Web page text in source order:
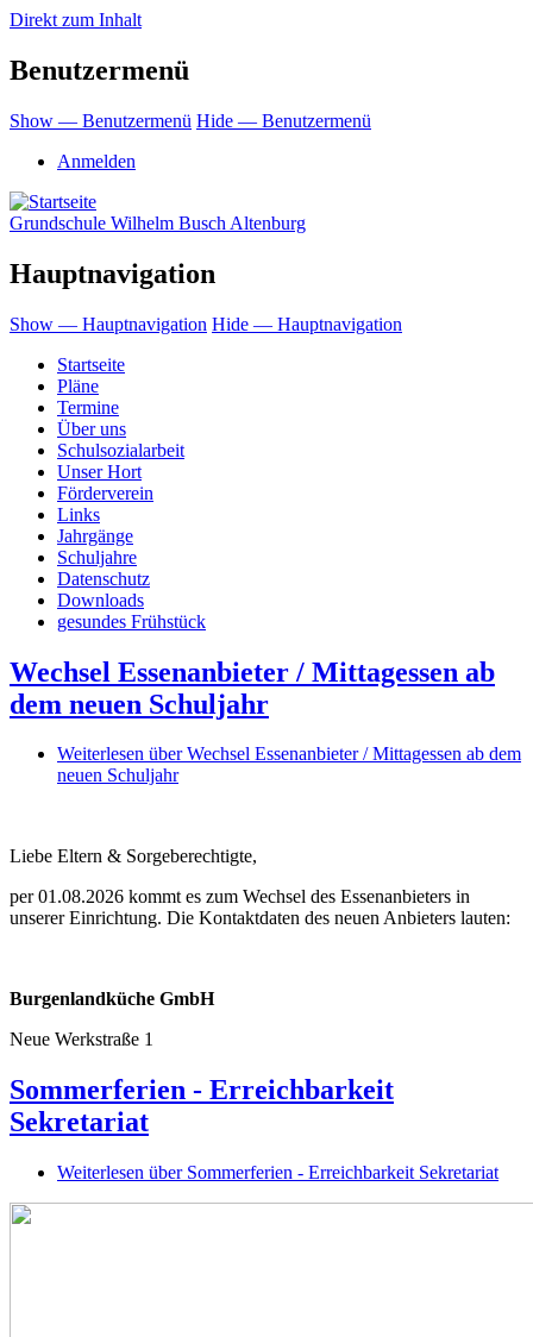
Direkt zum Inhalt
Benutzermenü
Show — Benutzermenü Hide — Benutzermenü
Anmelden
Grundschule Wilhelm Busch Altenburg
Hauptnavigation
Show — Hauptnavigation Hide — Hauptnavigation
Startseite
Pläne
Termine
Über uns
Schulsozialarbeit
Unser Hort
Förderverein
Links
Jahrgänge
Schuljahre
Datenschutz
Downloads
gesundes Frühstück
Wechsel Essenanbieter / Mittagessen ab
dem neuen Schuljahr
Weiterlesen über Wechsel Essenanbieter / Mittagessen ab dem
neuen Schuljahr
Liebe Eltern & Sorgeberechtigte,
per 01.08.2026 kommt es zum Wechsel des Essenanbieters in
unserer Einrichtung. Die Kontaktdaten des neuen Anbieters lauten:
Burgenlandküche GmbH
Neue Werkstraße 1
Sommerferien - Erreichbarkeit
Sekretariat
Weiterlesen über Sommerferien - Erreichbarkeit Sekretariat